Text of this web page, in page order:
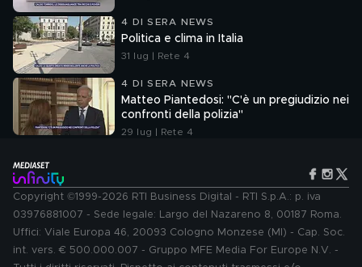
4 DI SERA NEWS
Politica e clima in Italia
31 lug | Rete 4
4 DI SERA NEWS
Matteo Piantedosi: "C'è un pregiudizio nei
confronti della polizia"
29 lug | Rete 4
Copyright ©1999-2026 RTI Business Digital - RTI S.p.A.: p. iva
03976881007 - Sede legale: Largo del Nazareno 8, 00187 Roma.
Uffici: Viale Europa 46, 20093 Cologno Monzese (MI) - Cap. Soc.
int. vers. € 500.000.007 - Gruppo MFE Media For Europe N.V. -